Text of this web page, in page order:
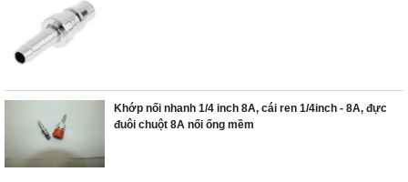
Khớp nối nhanh 1/4 inch 8A, cái ren 1/4inch - 8A, đực
đuôi chuột 8A nối ống mềm